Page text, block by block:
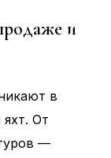
и
в
От
—